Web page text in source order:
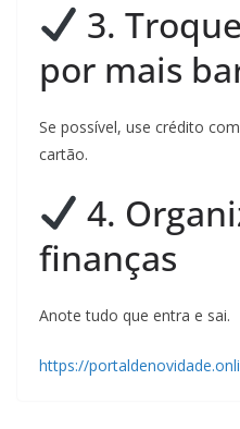
3.
por mais
Se possível, use crédito
cartão.
4.
finanças
Anote tudo que entra e sai.
https://